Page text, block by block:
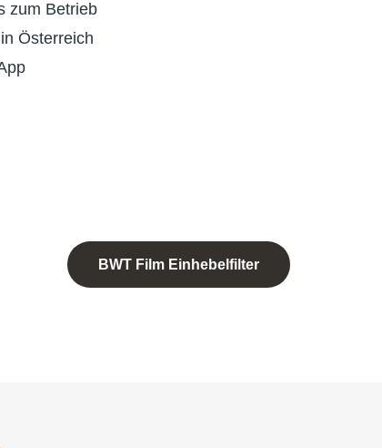
zum Betrieb
Österreich
BWT Film Einhebelfilter